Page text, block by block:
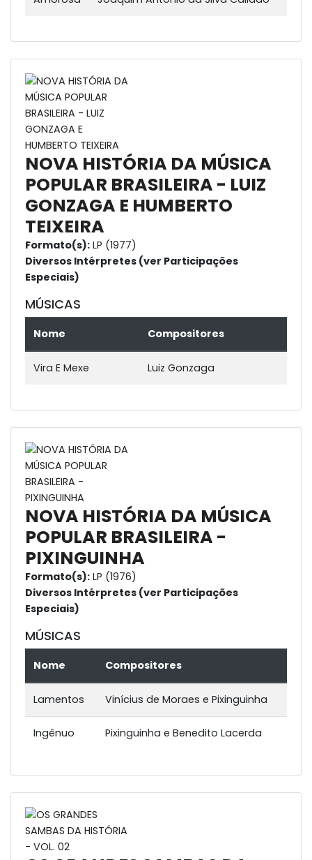
NOVA HISTÓRIA DA MÚSICA
POPULAR BRASILEIRA - LUIZ
GONZAGA E HUMBERTO
TEIXEIRA
Formato(s): LP (1977)
Diversos Intérpretes (ver Participações
Especiais)
MÚSICAS
Nome Compositores
Vira E Mexe Luiz Gonzaga
NOVA HISTÓRIA DA MÚSICA
POPULAR BRASILEIRA -
PIXINGUINHA
Formato(s): LP (1976)
Diversos Intérpretes (ver Participações
Especiais)
MÚSICAS
Nome Compositores
Lamentos Vinícius de Moraes e Pixinguinha
Ingênuo Pixinguinha e Benedito Lacerda